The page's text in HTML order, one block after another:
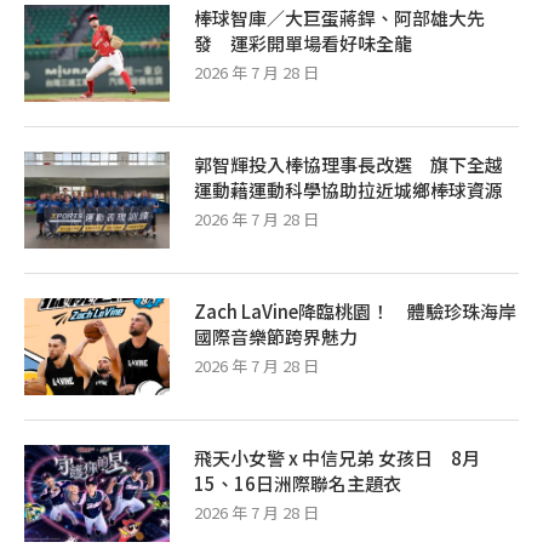
棒球智庫／大巨蛋蔣銲、阿部雄大先
發 運彩開單場看好味全龍
2026 年 7 月 28 日
郭智輝投入棒協理事長改選 旗下全越
運動藉運動科學協助拉近城鄉棒球資源
2026 年 7 月 28 日
Zach LaVine降臨桃園！ 體驗珍珠海岸
國際音樂節跨界魅力
2026 年 7 月 28 日
飛天小女警 x 中信兄弟 女孩日 8月
15、16日洲際聯名主題衣
2026 年 7 月 28 日